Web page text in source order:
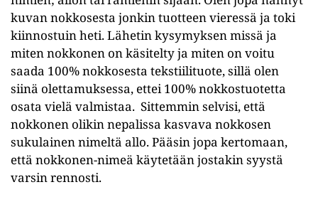
kuvan nokkosesta jonkin tuotteen vieressä ja toki
kiinnostuin heti. Lähetin kysymyksen missä ja
miten nokkonen on käsitelty ja miten on voitu
saada 100% nokkosesta tekstiilituote, sillä olen
siinä olettamuksessa, ettei 100% nokkostuotetta
osata vielä valmistaa. Sittemmin selvisi, että
nokkonen olikin nepalissa kasvava nokkosen
sukulainen nimeltä allo. Pääsin jopa kertomaan,
että nokkonen-nimeä käytetään jostakin syystä
varsin rennosti.